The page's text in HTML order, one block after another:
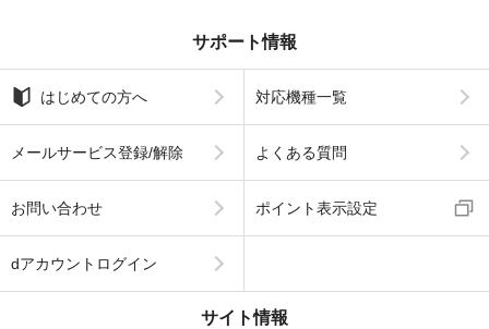
サポート情報
はじめての方へ 対応機種一覧
メールサービス登録/解除 よくある質問
お問い合わせ ポイント表示設定
dアカウントログイン
サイト情報